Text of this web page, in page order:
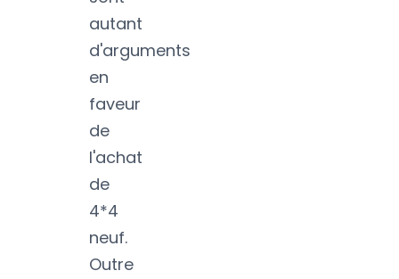
autant
d'arguments
en
faveur
de
l'achat
de
4*4
neuf.
Outre